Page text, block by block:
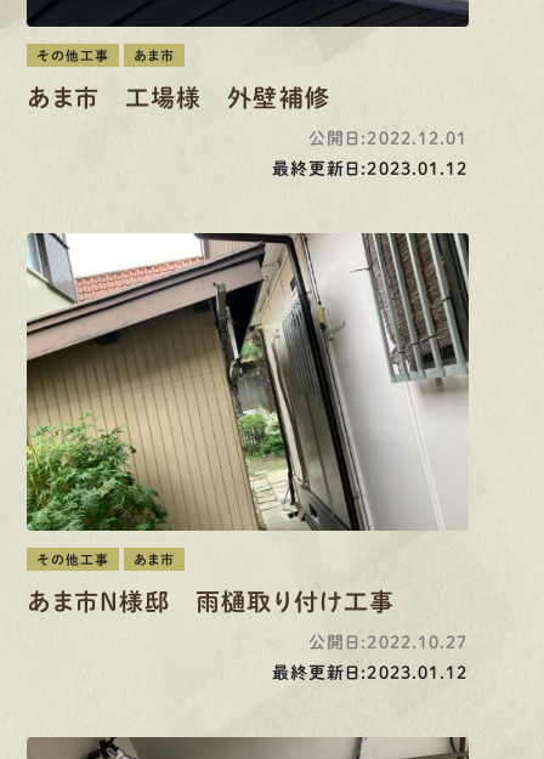
Web お問い合わせ
お手軽相談
その他工事 あま市
あま市 工場様 外壁補修
公開日:2022.12.01
最終更新日:2023.01.12
その他工事 あま市
あま市N様邸 雨樋取り付け工事
公開日:2022.10.27
最終更新日:2023.01.12